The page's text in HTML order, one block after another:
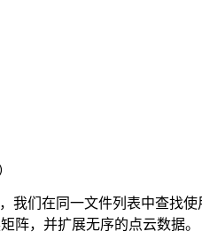
)
们在同一文件列表中查找使
阵，并扩展无序的点云数据。